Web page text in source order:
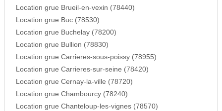
Location grue Brueil-en-vexin (78440)
Location grue Buc (78530)
Location grue Buchelay (78200)
Location grue Bullion (78830)
Location grue Carrieres-sous-poissy (78955)
Location grue Carrieres-sur-seine (78420)
Location grue Cernay-la-ville (78720)
Location grue Chambourcy (78240)
Location grue Chanteloup-les-vignes (78570)